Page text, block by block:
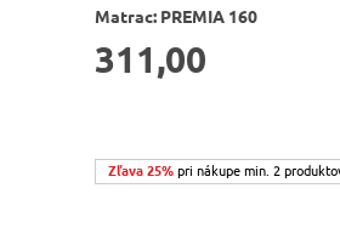
Matrac: PREMIA 160
311,00
Zľava 25% pri nákupe min. 2